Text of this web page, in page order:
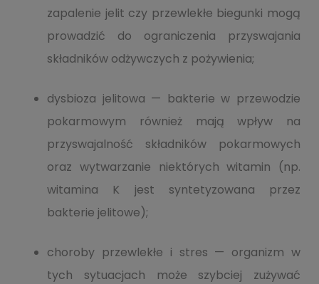
zapalenie jelit czy przewlekłe biegunki mogą
prowadzić do ograniczenia przyswajania
składników odżywczych z pożywienia;
dysbioza jelitowa — bakterie w przewodzie
pokarmowym również mają wpływ na
przyswajalność składników pokarmowych
oraz wytwarzanie niektórych witamin (np.
witamina K jest syntetyzowana przez
bakterie jelitowe);
choroby przewlekłe i stres — organizm w
tych sytuacjach może szybciej zużywać